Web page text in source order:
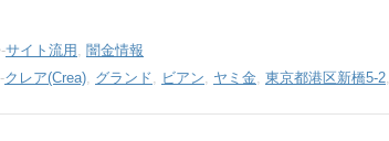
-サイト流用 , 闇金情報
-クレア(Crea), グランド, ビアン, ヤミ金, 東京都港区新橋5-2,